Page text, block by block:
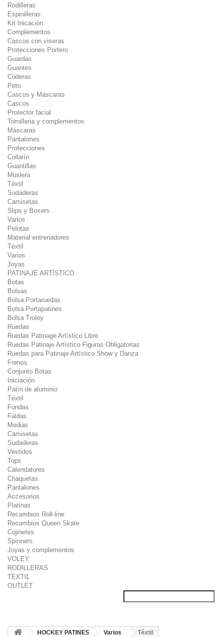
Rodilleras
Espinilleras
Kit Inicación
Complementos
Cascos con viseras
Protecciones Portero
Guardas
Guantes
Coderas
Peto
Cascos y Máscaras
Cascos
Protector facial
Tornilleria y complementos
Máscaras
Pantalones
Protecciones
Collarín
Guantillas
Muslera
Téxtil
Sudaderas
Camisetas
Slips y Boxers
Varios
Pelotas
Material entrenadores
Téxtil
Varios
Joyas
PATINAJE ARTÍSTICO
Botas
Bolsas
Bolsa Portaruedas
Bolsa Portapatines
Bolsa Troley
Ruedas
Ruedas Patinage Artístico Libre
Ruedas Patinaje Artístico Figuras Obligatorias
Ruedas para Patinaje Artístico Show y Danza
Frenos
Conjunto Botas
Iniciación
Patín de aluminio
Téxtil
Fundas
Faldas
Medias
Camisetas
Sudaderas
Vestidos
Tops
Calendatores
Chaquetas
Pantalones
Accesorios
Platinas
Recambios Roll-line
Recambios Queen Skate
Cojinetes
Spinners
Joyas y complementos
VOLEY
RODILLERAS
TEXTIL
OUTLET
HOCKEY PATINES Varios Téxtil